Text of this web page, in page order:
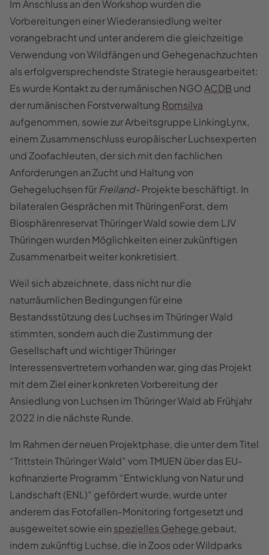
Im Anschluss an den Workshop wurden die
Vorbereitungen einer Wiederansiedlung weiter
vorangebracht und unter anderem die gleichzeitige
Verwendung von Wildfängen und Gehegenachzuchten
als erfolgversprechendste Strategie herausgearbeitet:
Es wurde Kontakt zu der rumänischen NGO ACDB und
der rumänischen Forstverwaltung Romsilva
aufgenommen, sowie zur Arbeitsgruppe LinkingLynx,
einem Zusammenschluss europäischer Luchsexperten
und Zoofachleuten, der sich mit den fachlichen
Anforderungen an Zucht und Haltung von
Gehegeluchsen für Freiland-Projekte beschäftigt. In
bilateralen Gesprächen mit ThüringenForst, dem
Biosphärenreservat Thüringer Wald sowie dem LJV
Thüringen wurden Möglichkeiten einer zukünftigen
Zusammenarbeit weiter konkretisiert.
Weil sich abzeichnete, dass nicht nur die
naturräumlichen Bedingungen für eine
Bestandsstützung des Luchses im Thüringer Wald
stimmten, sondern auch die Zustimmung der
Gesellschaft und wichtiger Thüringer
Interessensvertretern vorhanden war, ging das Projekt
mit dem Ziel einer konkreten Vorbereitung der
Ansiedlung von Luchsen im Thüringer Wald ab Frühjahr
2022 in die nächste Runde.
Im Rahmen der neuen Projektphase, die unter dem Titel
“Trittstein Thüringer Wald” vom TMUEN über das EU-
kofinanzierte Programm “Entwicklung von Natur und
Landschaft (ENL)” gefördert wurde, wurde unter
anderem das Fotofallen-Monitoring fortgesetzt und
ausgeweitet sowie ein spezielles Gehege gebaut,
indem zukünftig Luchse, die in Zoos oder Wildparks